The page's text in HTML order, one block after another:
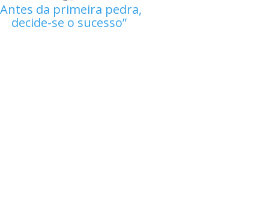
Antes da primeira pedra,
decide-se o sucesso